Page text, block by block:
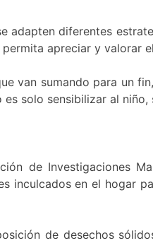
diferentes
apreciar y valorar
van sumando para un
solo sensibilizar al
de Investigaciones
inculcados en el hogar
de desechos